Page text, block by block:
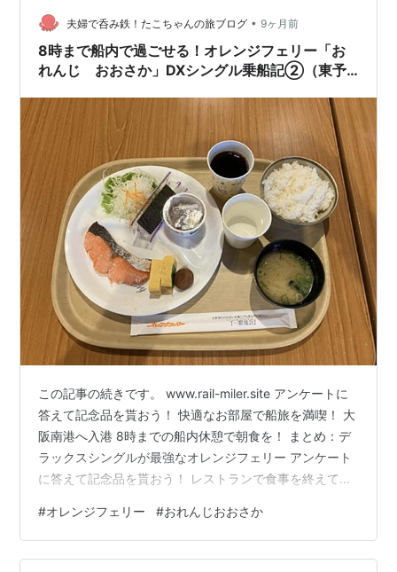
到着 愛媛と関西を結ぶ オレンジフェリー「関西航路」
オレンジフェリーには、愛媛ー関西間の関西航路と愛媛
ー大分間の九四航路があります…
夫婦で呑み鉄！たこちゃんの旅ブログ • 9ヶ月前
8時まで船内で過ごせる！オレンジフェリー「お
れんじ おおさか」DXシングル乗船記②（東予
この記事の続きです。 www.rail-miler.site アンケートに
答えて記念品を貰おう！ 快適なお部屋で船旅を満喫！ 大
阪南港へ入港 8時までの船内休憩で朝食を！ まとめ：デ
ラックスシングルが最強なオレンジフェリー アンケート
に答えて記念品を貰おう！ レストランで食事を終えて部
るので苦言も含めて回答してみました。 スマホでしか回
答できませんが、終了の画面を案内所で提示するとクリ
アファイルがもらえました！ 最近のフェリーは長時間の
#オレンジフェリー #おれんじおおさか